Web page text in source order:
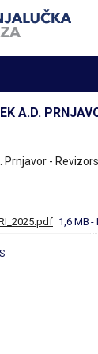
A.D.
Prnjavor -
1,6 MB -